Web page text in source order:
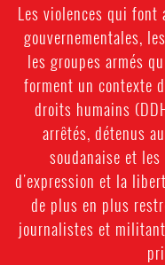
Les violences qui font
gouvernementales,
les groupes armés
forment un contexte
droits humains
arrêtés, détenus
soudanaise et
d'expression et la
de plus en plus
journalistes et